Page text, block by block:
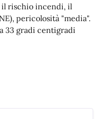
il rischio incendi, il
pericolosità "media".
33 gradi centigradi